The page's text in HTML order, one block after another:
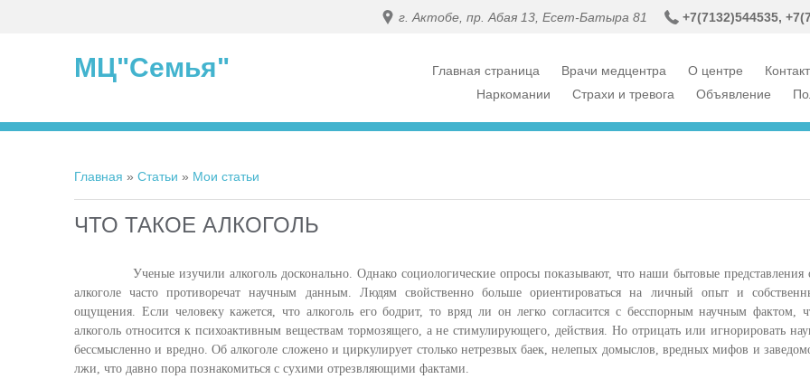
г. Актобе, пр. Абая 13, Есет-Батыра 81 +7(7132)544535,
МЦ"Семья" Главная страница Врачи медцентра О центре
Наркомании
Страхи и тревога Объявление
Главная » Статьи » Мои статьи
ЧТО ТАКОЕ АЛКОГОЛЬ
Ученые изучили алкоголь досконально. Однако социологические опросы показывают, что наши бытовые представления
алкоголе часто противоречат научным данным. Людям свойственно больше ориентироваться на личный опыт и
ощущения. Если человеку кажется, что алкоголь его бодрит, то вряд ли он легко согласится с бесспорным научным фактом,
алкоголь относится к психоактивным веществам тормозящего, а не стимулирующего, действия. Но отрицать или игнорировать
бессмысленно и вредно. Об алкоголе сложено и циркулирует столько нетрезвых баек, нелепых домыслов, вредных мифов и
лжи, что давно пора познакомиться с сухими отрезвляющими фактами.